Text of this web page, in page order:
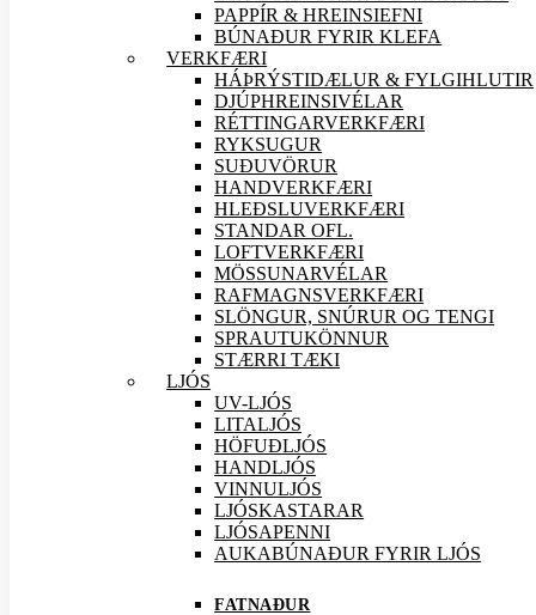
PAPPÍR & HREINSIEFNI
BÚNAÐUR FYRIR KLEFA
VERKFÆRI
HÁÞRÝSTIDÆLUR & FYLGIHLUTIR
DJÚPHREINSIVÉLAR
RÉTTINGARVERKFÆRI
RYKSUGUR
SUÐUVÖRUR
HANDVERKFÆRI
HLEÐSLUVERKFÆRI
STANDAR OFL.
LOFTVERKFÆRI
MÖSSUNARVÉLAR
RAFMAGNSVERKFÆRI
SLÖNGUR, SNÚRUR OG TENGI
SPRAUTUKÖNNUR
STÆRRI TÆKI
LJÓS
UV-LJÓS
LITALJÓS
HÖFUÐLJÓS
HANDLJÓS
VINNULJÓS
LJÓSKASTARAR
LJÓSAPENNI
AUKABÚNAÐUR FYRIR LJÓS
FATNAÐUR